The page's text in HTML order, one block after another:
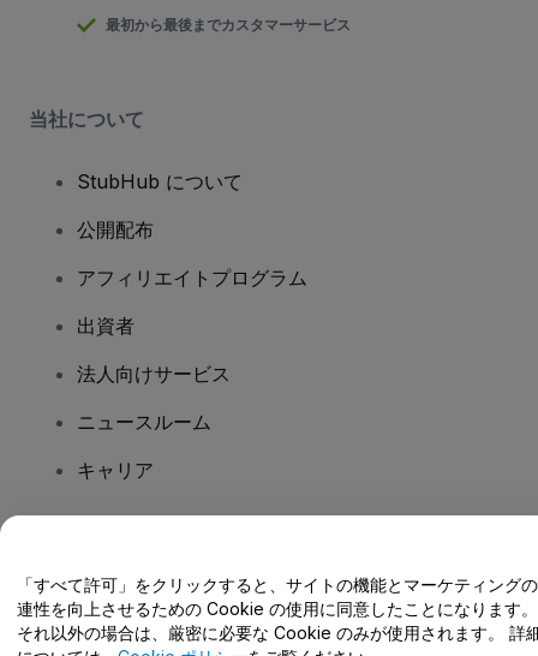
最初から最後までカスタマーサービス
当社について
StubHub について
公開配布
アフィリエイトプログラム
出資者
法人向けサービス
ニュースルーム
キャリア
ヘルプセンター / こちらまでご連絡下さい
「すべて許可」をクリックすると、サイトの機能とマーケティング
連性を向上させるための Cookie の使用に同意したことになります。
それ以外の場合は、厳密に必要な Cookie のみが使用されます。 詳